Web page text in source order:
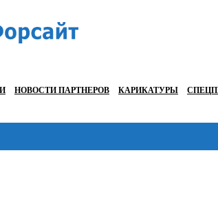
НОВОСТИ ПАРТНЕРОВ КАРИКАТУРЫ